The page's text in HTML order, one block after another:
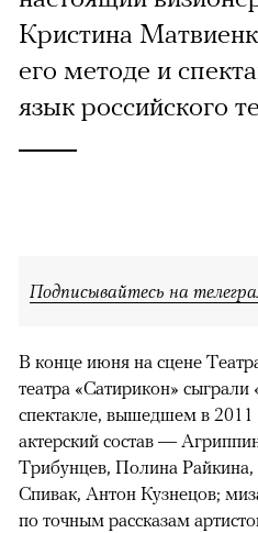
Кристина
его методе и
язык российского
Подписывайтесь на
В конце июня на сцене
театра «Сатирикон»
спектакле, вышедшем в 2011
актерский состав —
Трибунцев, Полина
Спивак, Антон Кузнецов;
по точным рассказам